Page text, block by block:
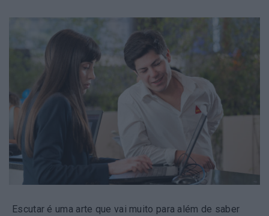
Escutar é uma arte que vai muito para além de saber